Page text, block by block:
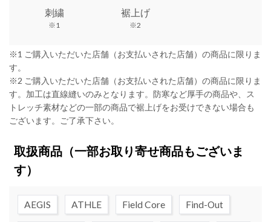
刺繍
※1
裾上げ
※2
※1 ご購入いただいた店舗（お支払いされた店舗）の商品に限りま
す。
※2 ご購入いただいた店舗（お支払いされた店舗）の商品に限りま
す。加工は直線縫いのみとなります。防寒など厚手の商品や、ス
トレッチ素材などの一部の商品で裾上げをお受けできない場合も
ございます。ご了承下さい。
取扱商品（一部お取り寄せ商品もございま
す）
AEGIS ATHLE Field Core Find-Out